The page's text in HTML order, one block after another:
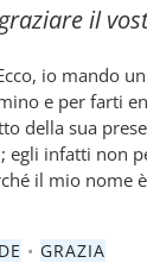
il
io mando
e per farti
della sua
egli infatti non
il mio nome
• GRAZIA